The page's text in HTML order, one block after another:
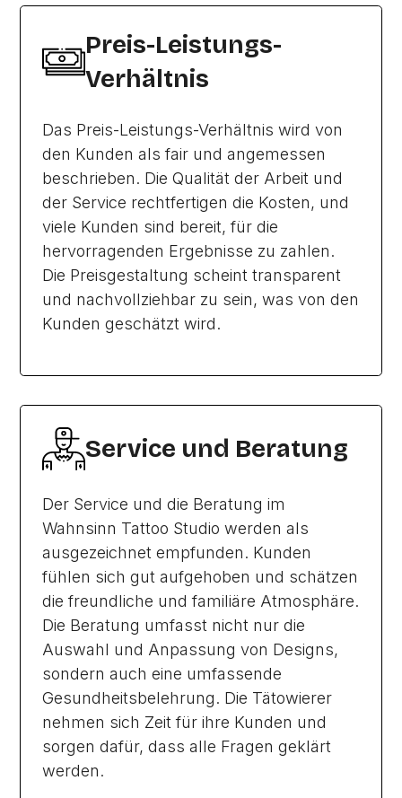
Preis-Leistungs-
Verhältnis
Das Preis-Leistungs-Verhältnis wird von
den Kunden als fair und angemessen
beschrieben. Die Qualität der Arbeit und
der Service rechtfertigen die Kosten, und
viele Kunden sind bereit, für die
hervorragenden Ergebnisse zu zahlen.
Die Preisgestaltung scheint transparent
und nachvollziehbar zu sein, was von den
Kunden geschätzt wird.
Service und Beratung
Der Service und die Beratung im
Wahnsinn Tattoo Studio werden als
ausgezeichnet empfunden. Kunden
fühlen sich gut aufgehoben und schätzen
die freundliche und familiäre Atmosphäre.
Die Beratung umfasst nicht nur die
Auswahl und Anpassung von Designs,
sondern auch eine umfassende
Gesundheitsbelehrung. Die Tätowierer
nehmen sich Zeit für ihre Kunden und
sorgen dafür, dass alle Fragen geklärt
werden.